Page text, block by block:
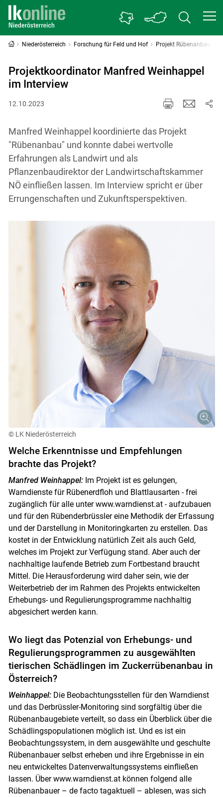
Skip to main content
Niederösterreich Forschung für Feld und Hof Projekt Rübenanbau
Projektkoordinator Manfred Weinhappel
im Interview
12.10.2023
Manfred Weinhappel koordinierte das Projekt
"Rübenanbau" und konnte dabei wertvolle
Erfahrungen als Landwirt und als
Pflanzenbaudirektor der Landwirtschaftskammer
NÖ einfließen lassen. Im Interview spricht er über
Errungenschaften und Zukunftsperspektiven.
© LK Niederösterreich
Welche Erkenntnisse und Empfehlungen
brachte das Projekt?
Manfred Weinhappel:Im Projekt ist es gelungen,
Warndienste für Rübenerdfloh und Blattlausarten - frei
zugänglich für alle unter www.warndienst.at - aufzubauen
und für den Rübenderbrüssler eine Methodik der Erfassung
und der Darstellung in Monitoringkarten zu erstellen. Das
kostet in der Entwicklung natürlich Zeit als auch Geld,
welches im Projekt zur Verfügung stand. Aber auch der
nachhaltige laufende Betrieb zum Fortbestand braucht
Mittel. Die Herausforderung wird daher sein, wie der
Weiterbetrieb der im Rahmen des Projekts entwickelten
Erhebungs- und Regulierungsprogramme nachhaltig
abgesichert werden kann.
Wo liegt das Potenzial von Erhebungs- und
Regulierungsprogrammen zu ausgewählten
tierischen Schädlingen im Zuckerrübenanbau in
Österreich?
Weinhappel: Die Beobachtungsstellen für den Warndienst
und das Derbrüssler-Monitoring sind sorgfältig über die
Rübenanbaugebiete verteilt, so dass ein Überblick über die
Schädlingspopulationen möglich ist. Und es ist ein
Beobachtungssystem, in dem ausgewählte und geschulte
Rübenanbauer selbst erheben und ihre Ergebnisse in ein
neu entwickeltes Datenverwaltungssystems einfließen
lassen. Über www.warndienst.at können folgend alle
Rübenanbauer – de facto tagaktuell – ablesen, was sich